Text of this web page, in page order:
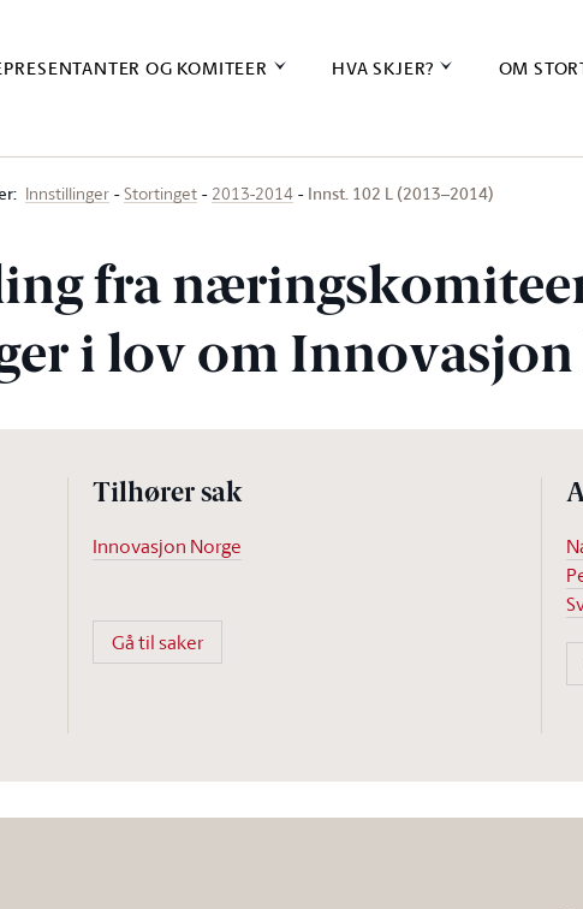
OG KOMITEER HVA SKJER? OM
Innstillinger Stortinget 2013-2014 Innst. 102 L (2013–2014)
fra
i lov om Innovasjon
Tilhører sak
Innovasjon Norge
Gå til saker